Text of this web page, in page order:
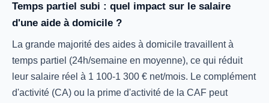
Temps partiel subi : quel impact sur le salaire
d'une aide à domicile ?
La grande majorité des aides à domicile travaillent à
temps partiel (24h/semaine en moyenne), ce qui réduit
leur salaire réel à 1 100-1 300 € net/mois. Le complément
d'activité (CA) ou la prime d'activité de la CAF peut